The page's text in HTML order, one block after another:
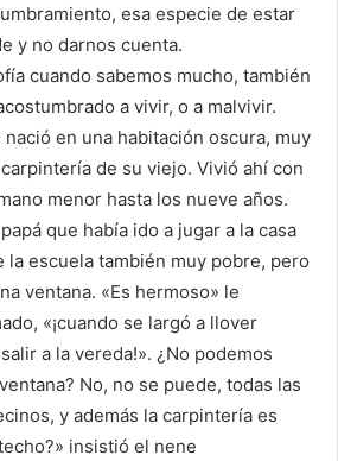
esa especie de estar
y no darnos cuenta.
cuando sabemos mucho, también
a vivir, o a malvivir.
en una habitación oscura, muy
de su viejo. Vivió ahí con
menor hasta los nueve años.
que había ido a jugar a la casa
la escuela también muy pobre, pero
ventana. «Es hermoso» le
«¡cuando se largó a llover
a la vereda!». ¿No podemos
No, no se puede, todas las
y además la carpintería es
insistió el nene